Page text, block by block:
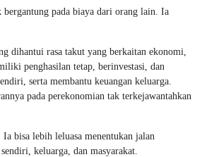
pada biaya dari orang lain. Ia
dihantui rasa takut yang berkaitan ekonomi,
penghasilan tetap, berinvestasi, dan
serta membantu keuangan keluarga.
pada perekonomian tak terkejawantahkan
bisa lebih leluasa menentukan jalan
keluarga, dan masyarakat.